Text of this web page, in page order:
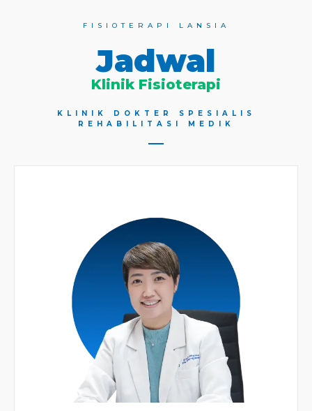
FISIOTERAPI LANSIA
Jadwal
Klinik Fisioterapi
KLINIK DOKTER SPESIALIS
REHABILITASI MEDIK